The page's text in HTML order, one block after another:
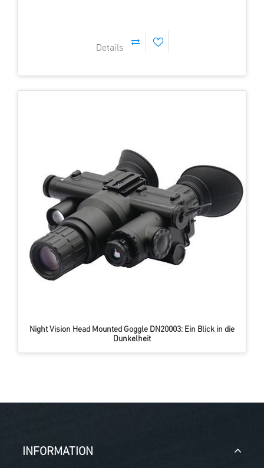
Night Vision Head Mounted Goggle DN20003: Ein Blick in die
Dunkelheit
INFORMATION